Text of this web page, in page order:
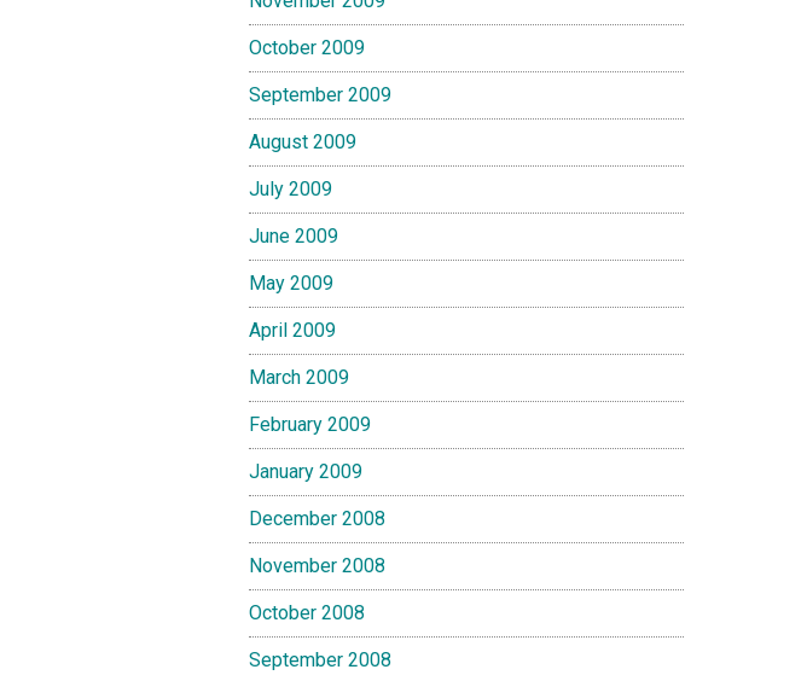
October 2009
September 2009
August 2009
July 2009
June 2009
May 2009
April 2009
March 2009
February 2009
January 2009
December 2008
November 2008
October 2008
September 2008